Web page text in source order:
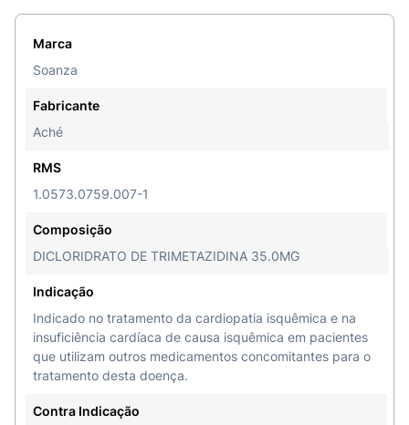
Marca
Soanza
Fabricante
Aché
RMS
1.0573.0759.007-1
Composição
DICLORIDRATO DE TRIMETAZIDINA 35.0MG
Indicação
Indicado no tratamento da cardiopatia isquêmica e na
insuficiência cardíaca de causa isquêmica em pacientes
que utilizam outros medicamentos concomitantes para o
tratamento desta doença.
Contra Indicação